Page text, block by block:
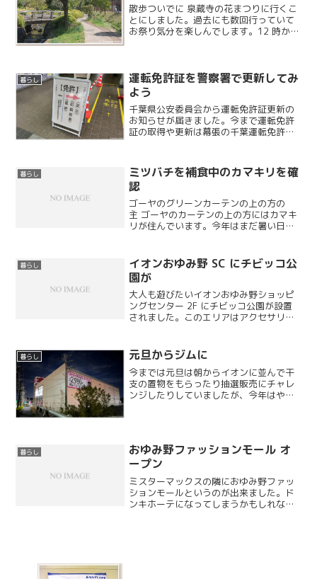
散歩ついでに 泉蔵寺の花まつりに行くこ
とにしました。過去にも数回行っていて
お祭り気分を楽しんでします。12 時から
暮らし
運転免許証を警察署で更新してみ
よう
千葉県公安委員会から運転免許証更新の
お知らせが届きました。今まで運転免許
証の取得や更新は幕張の千葉運転免許セ
てしまうのと、今は予約が必要というこ
とで最寄りの警察署で更...
暮らし
ミツバチを補食中のカマキリを確
認
ゴーヤのグリーンカーテンの上の方の
主 ゴーヤのカーテンの上の方にはカマキ
リが住んでいます。今年はまだ暑い日が
来るのでカマキリには良い狩り場になっ
ているようです。今朝、ミ...
暮らし
イオンおゆみ野 SC にチビッコ公
園が
大人も遊びたいイオンおゆみ野ショッピ
ングセンター 2F にチビッコ公園が設置
されました。このエリアはアクセサリー
にこの周りの店舗はほとんど撤退して入
れ替わりました。ユニ...
暮らし 元旦からジムに
今までは元旦は朝からイオンに並んで干
支の置物をもらったり抽選販売にチャレ
ンジしたりしていましたが、今年はやめ
暮らし
おゆみ野ファッションモール オ
ープン
ミスターマックスの隣におゆみ野ファッ
ションモールというのが出来ました。ド
ンキホーテになってしまうかもしれない